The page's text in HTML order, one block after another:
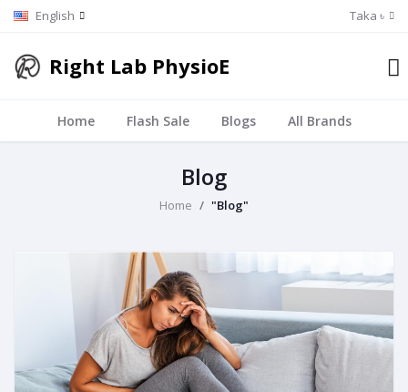
English Taka ৳
Right Lab PhysioE
Home Flash Sale Blogs All Brands
Blog
Home "Blog"